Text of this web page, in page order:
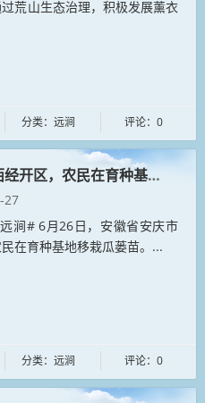
荒山生态治理，积极发展薰衣
分类：远涧 评论：0
开区，农民在育种基地移栽
27
涧# 6月26日，安徽省安庆市
在育种基地移栽瓜蒌苗。...
分类：远涧 评论：0